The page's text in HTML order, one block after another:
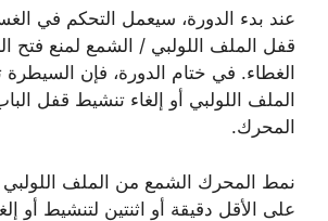
عند بدء الدورة، سيعمل التحكم في
قفل الملف اللولبي / الشمع لمنع فتح
الغطاء. في ختام الدورة، فإن السيطرة
الملف اللولبي أو إلغاء تنشيط قفل
المحرك.
نمط المحرك الشمع من الملف
على الأقل دقيقة أو اثنتين لتنشيط أو